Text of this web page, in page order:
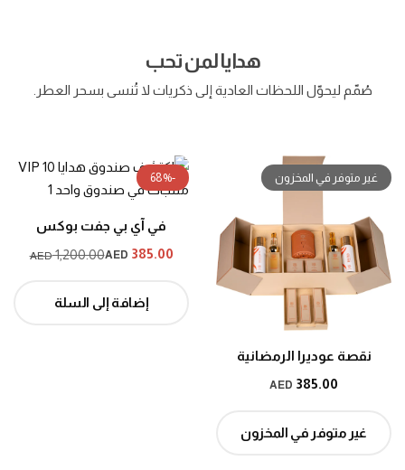
هدايا لمن تحب
صُمّم ليحوّل اللحظات العادية إلى ذكريات لا تُنسى بسحر العطر.
غير متوفر في المخزون
نقصة عوديرا الرمضانية
AED 385.00
غير متوفر في المخزون
-68%
في آي بي جفت بوكس
AED1,200.00AED 385.00
إضافة إلى السلة